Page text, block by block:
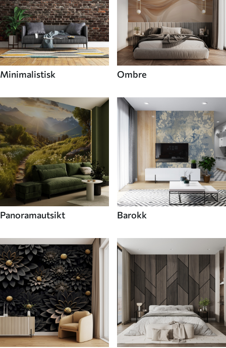
Minimalistisk Ombre
Panoramautsikt Barokk